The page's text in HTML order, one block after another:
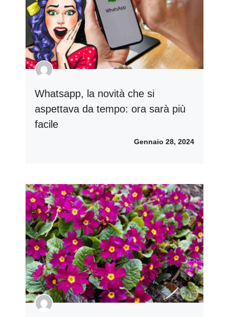
Whatsapp, la novità che si
aspettava da tempo: ora sarà più
facile
Gennaio 28, 2024